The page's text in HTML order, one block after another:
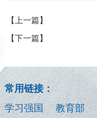
【上一篇】
【下一篇】
常用链接：
学习强国
教育部